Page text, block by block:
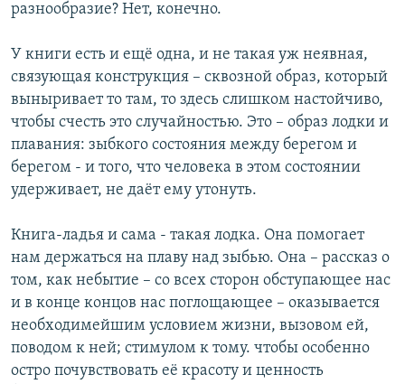
разнообразие? Нет, конечно.
У книги есть и ещё одна, и не такая уж неявная,
связующая конструкция – сквозной образ, который
выныривает то там, то здесь слишком настойчиво,
чтобы счесть это случайностью. Это – образ лодки и
плавания: зыбкого состояния между берегом и
берегом - и того, что человека в этом состоянии
удерживает, не даёт ему утонуть.
Книга-ладья и сама - такая лодка. Она помогает
нам держаться на плаву над зыбью. Она – рассказ о
том, как небытие – со всех сторон обступающее нас
и в конце концов нас поглощающее – оказывается
необходимейшим условием жизни, вызовом ей,
поводом к ней; стимулом к тому. чтобы особенно
остро почувствовать её красоту и ценность